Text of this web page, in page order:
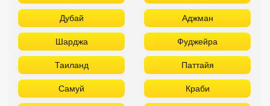
Дубай Аджман
Шарджа Фуджейра
Таиланд Паттайя
Самуй Краби